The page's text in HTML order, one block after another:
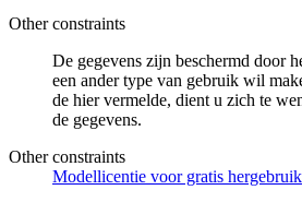
Other constraints
De gegevens zijn beschermd door
een ander type van gebruik wil
de hier vermelde, dient u zich te
de gegevens.
Other constraints
Modellicentie voor gratis hergebruik